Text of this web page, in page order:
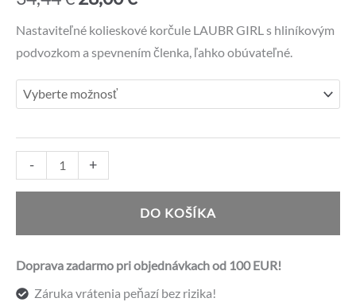
cena
bola:
34,44 €.
cena
Nastaviteľné kolieskové korčule LAUBR GIRL s hliníkovým
podvozkom a spevnením členka, ľahko obúvateľné.
-
množstvo
Kolieskové
+
DO KOŠÍKA
Doprava zadarmo pri objednávkach od 100 EUR!
Záruka vrátenia peňazí bez rizika!